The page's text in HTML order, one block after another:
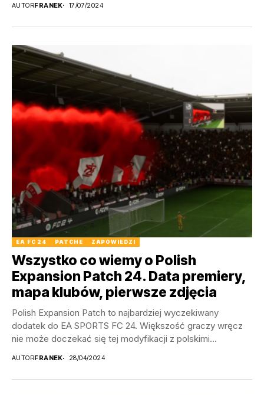
AUTORFRANEK 17/07/2024
EA FC 24 PATCHE ZAPOWIEDZI
Wszystko co wiemy o Polish
Expansion Patch 24. Data premiery,
mapa klubów, pierwsze zdjęcia
Polish Expansion Patch to najbardziej wyczekiwany
dodatek do EA SPORTS FC 24. Większość graczy wręcz
nie może doczekać się tej modyfikacji z polskimi...
AUTORFRANEK 28/04/2024